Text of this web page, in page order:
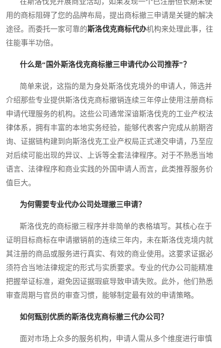
用的商标阻碍了您的品牌布局，提出商标撤三申请是关键的解决
途径。而委托一家可靠的斯洛伐克商标代办机构来处理此事，往
往能事半功倍。
什么是“国外斯洛伐克商标撤三申请代办公司推荐”？
简单来说，这指的是为身处斯洛伐克境外的申请人，筛选并
介绍那些专业提供斯洛伐克商标撤销连续三年停止使用注册商标
申请代理服务的机构。这些公司通常深谙斯洛伐克的工业产权法
律体系，拥有丰富的本地实务经验，能够代表客户完成从前期咨
询、证据链构建到向斯洛伐克工业产权局正式递交申请，乃至应
对后续可能出现的异议、上诉等全套法律程序。对于不熟悉当地
语言、法律程序和商业实践的外国申请人而言，此类推荐服务价
值巨大。
为何需要专业代办公司处理撤三申请？
斯洛伐克的商标撤三程序并非简单的表格填写。其核心在于
证明目标商标在申请撤销前的连续三年内，未在斯洛伐克境内就
其注册的商品或服务进行真实、有效的商业使用。这要求证据必
须符合当地法律规定的形式与实质要求。专业的代办公司能精准
把握举证标准，避免因证据瑕疵导致申请失败。此外，他们熟悉
审查周期与官员的审查习惯，能够制定最有效的申请策略。
如何甄别优质的斯洛伐克商标撤三代办公司？
面对市场上众多的服务机构，申请人需从多个维度进行审慎